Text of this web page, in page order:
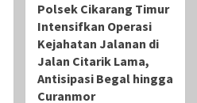
Polsek Cikarang Timur
Intensifkan Operasi
Kejahatan Jalanan di
Jalan Citarik Lama,
Antisipasi Begal hingga
Curanmor